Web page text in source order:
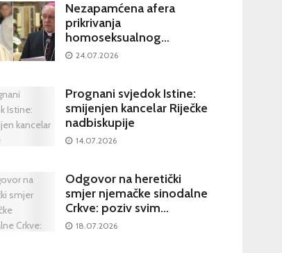
Nezapamćena afera
prikrivanja
homoseksualnog
iskorištavanja maloljetnika
Hrvatsku
24.07.2026
Prognani svjedok Istine:
smijenjen kancelar Riječke
nadbiskupije
14.07.2026
Odgovor na heretički
smjer njemačke sinodalne
Crkve: poziv svim
katolicima na potpisivanje
18.07.2026